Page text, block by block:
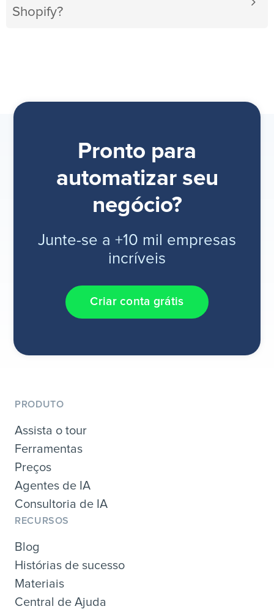
Shopify?
Pronto para
automatizar seu
negócio?
Junte-se a +10 mil empresas
incríveis
Criar conta grátis
PRODUTO
Assista o tour
Ferramentas
Preços
Agentes de IA
Consultoria de IA
RECURSOS
Blog
Histórias de sucesso
Materiais
Central de Ajuda